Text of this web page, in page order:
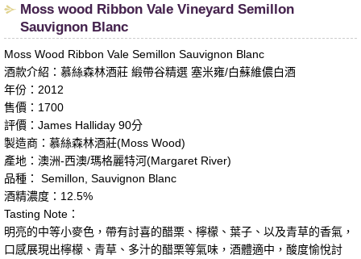
Moss wood Ribbon Vale Vineyard Semillon
Sauvignon Blanc
Moss Wood Ribbon Vale Semillon Sauvignon Blanc
酒款介紹：慕絲森林酒莊 緞帶谷精選 塞米雍/白蘇維儂白酒
年份：2012
售價：1700
評價：James Halliday 90分
製造商：慕絲森林酒莊(Moss Wood)
產地：澳洲-西澳/瑪格麗特河(Margaret River)
品種： Semillon, Sauvignon Blanc
酒精濃度：12.5%
Tasting Note：
明亮的中等小麥色，帶有討喜的醋栗、檸檬、葉子、以及青草的香氣，
口感展現出檸檬、青草、多汁的醋栗等氣味，酒體適中，酸度愉悅討